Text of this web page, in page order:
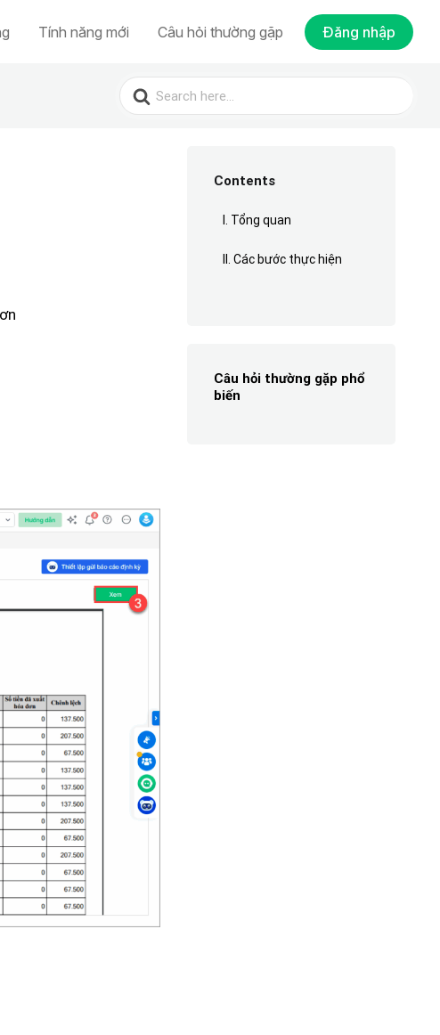
Tính năng mới Câu hỏi thường gặp Đăng nhập
Search
for:
Contents
I. Tổng quan
II. Các bước thực hiện
Câu hỏi thường gặp phổ
biến